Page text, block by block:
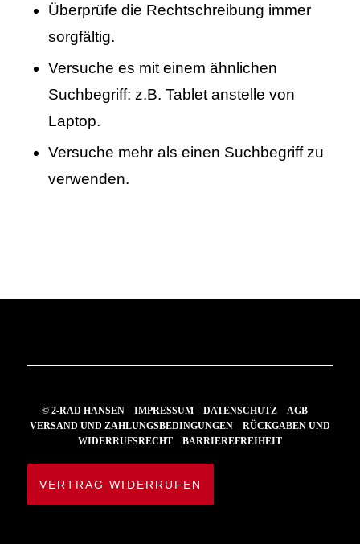
Überprüfe die Rechtschreibung immer
sorgfältig.
Versuche es mit einem ähnlichen
Suchbegriff: z.B. Tablet anstelle von
Laptop.
Versuche mehr als einen Suchbegriff zu
verwenden.
© 2-RAD HANSENIMPRESSUM DATENSCHUTZ
AGB
VERSAND UND ZAHLUNGSBEDINGUNGEN
RÜCKGABEN UND
WIDERRUFSRECHT
BARRIEREFREIHEIT
VERTRAG WIDERRUFEN